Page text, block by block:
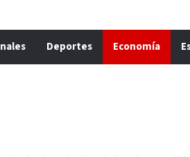
Deportes Economía